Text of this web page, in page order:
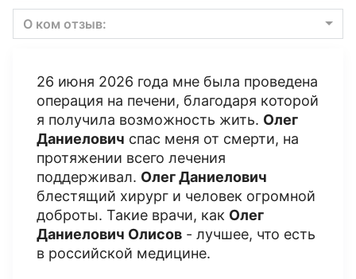
О ком отзыв:
26 июня 2026 года мне была проведена
операция на печени, благодаря которой
я получила возможность жить. Олег
Даниелович спас меня от смерти, на
протяжении всего лечения
поддерживал. Олег Даниелович
блестящий хирург и человек огромной
доброты. Такие врачи, как Олег
Даниелович Олисов - лучшее, что есть
в российской медицине.